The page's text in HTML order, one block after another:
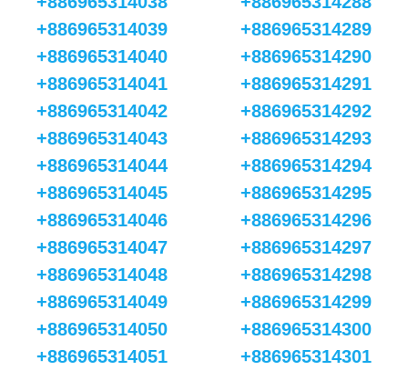
+886965314039
+886965314040
+886965314041
+886965314042
+886965314043
+886965314044
+886965314045
+886965314046
+886965314047
+886965314048
+886965314049
+886965314050
+886965314051
+886965314289
+886965314290
+886965314291
+886965314292
+886965314293
+886965314294
+886965314295
+886965314296
+886965314297
+886965314298
+886965314299
+886965314300
+886965314301